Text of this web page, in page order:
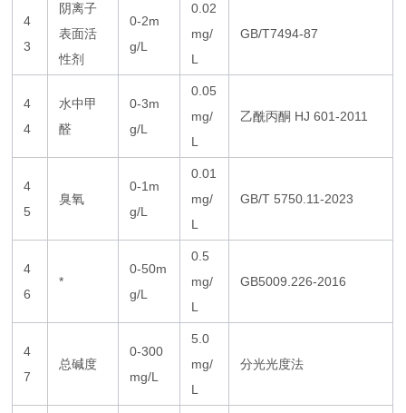
4
3
阴离子
表面活
性剂
0-2m
g/L
0.02
mg/
L
GB/T7494-87
4
4
水中甲
醛
0-3m
g/L
0.05
mg/
L
乙酰丙酮 HJ 601-2011
4
5
臭氧
0-1m
g/L
0.01
mg/
L
GB/T 5750.11-2023
4
6
*
0-50m
g/L
0.5
mg/
L
GB5009.226-2016
4
7
总碱度
0-300
mg/L
5.0
mg/
L
分光光度法